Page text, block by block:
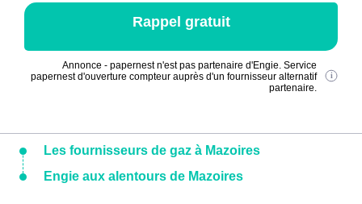
Rappel gratuit
Annonce - papernest n'est pas partenaire d'Engie. Service
papernest d'ouverture compteur auprès d'un fournisseur alternatif
partenaire.
Les fournisseurs de gaz à Mazoires
Engie aux alentours de Mazoires